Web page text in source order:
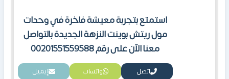
استمتع بتجربة معيشة فاخرة في وحدات
مول ريتش بوينت النزهة الجديدة بالتواصل
معنا الآن على رقم 00201551559588
اتصل واتساب إيميل